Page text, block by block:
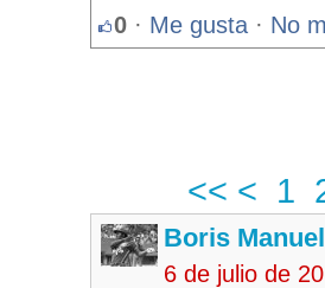
0 · Me gusta · No
<< < 1
Boris
6 de julio de